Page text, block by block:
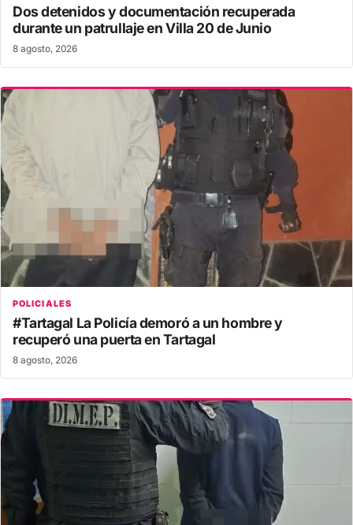
Dos detenidos y documentación recuperada
durante un patrullaje en Villa 20 de Junio
8 agosto, 2026
POLICIALES
#Tartagal La Policía demoró a un hombre y
recuperó una puerta en Tartagal
8 agosto, 2026